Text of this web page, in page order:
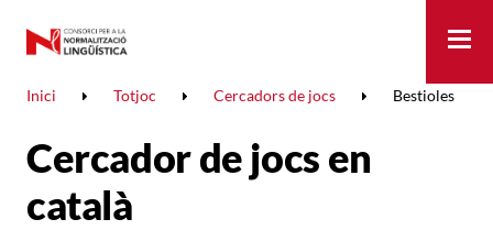
Inici Totjoc Cercadors de jocs Bestioles
Cercador de jocs en
català